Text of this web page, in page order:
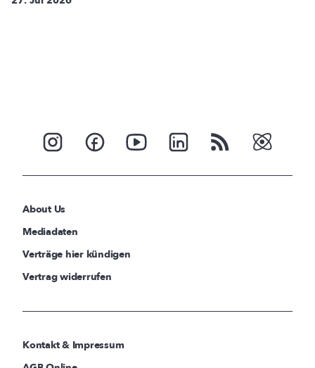
About Us
Mediadaten
Verträge hier kündigen
Vertrag widerrufen
Kontakt & Impressum